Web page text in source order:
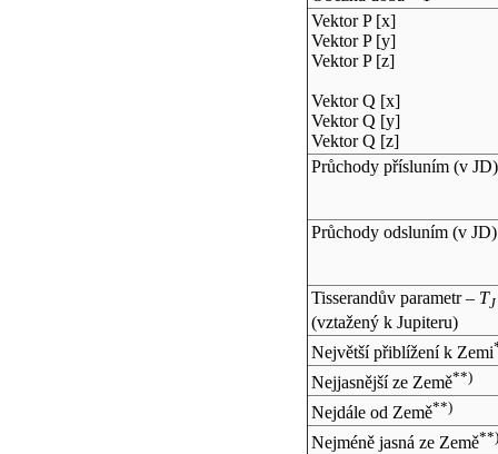
Vektor P [x]
Vektor P [y]
Vektor P [z]
Vektor Q [x]
Vektor Q [y]
Vektor Q [z]
Průchody přísluním (v JD)
Průchody odsluním (v JD)
Tisserandův parametr – TJ
(vztažený k Jupiteru)
Největší přiblížení k Zemi
Nejjasnější ze Země**)
Nejdále od Země**)
Nejméně jasná ze Země**)